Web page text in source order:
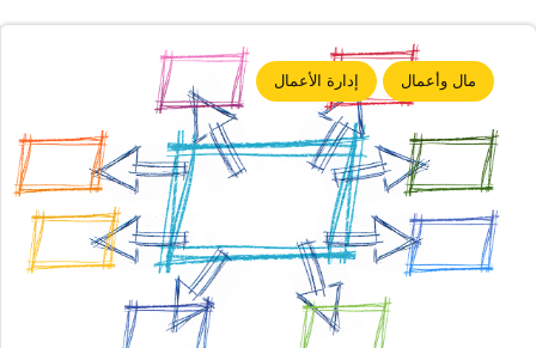
مال وأعمال إدارة الأعمال